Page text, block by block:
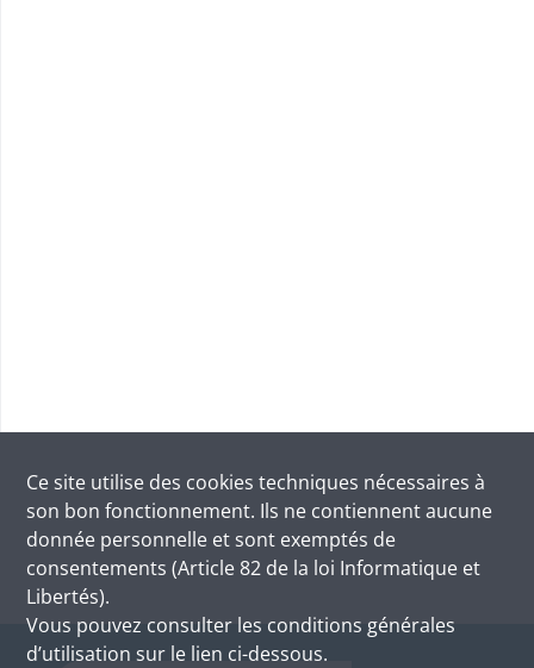
Ce site utilise des cookies techniques nécessaires à
son bon fonctionnement. Ils ne contiennent aucune
donnée personnelle et sont exemptés de
consentements (Article 82 de la loi Informatique et
Libertés).
Vous pouvez consulter les conditions générales
d’utilisation sur le lien ci-dessous.